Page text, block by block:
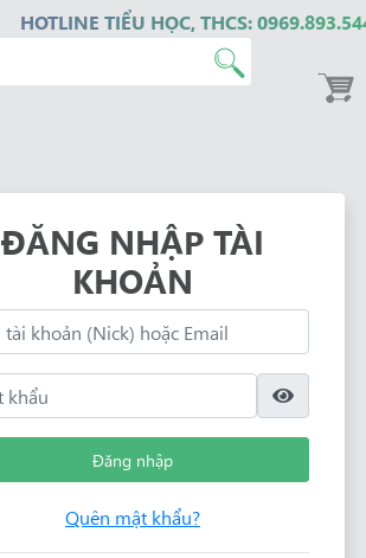
HOTLINE TIỂU HỌC, THCS:
ĐĂNG NHẬP TÀI
KHOẢN
Đăng nhập
Quên mật khẩu?